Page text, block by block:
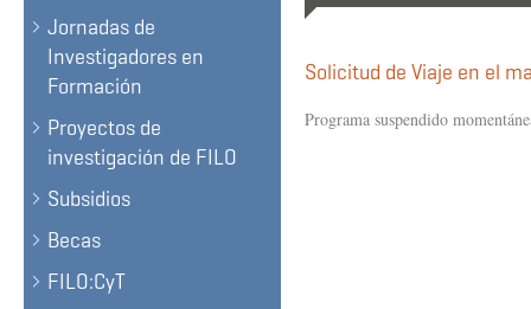
Jornadas de
Investigadores en
Formación
Proyectos de
investigación de FILO
Subsidios
Becas
FILO:CyT
Solicitud de Viaje en el
Programa suspendido